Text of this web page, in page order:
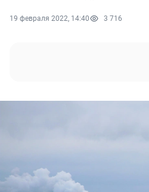
19 февраля 2022, 14:40 3 716